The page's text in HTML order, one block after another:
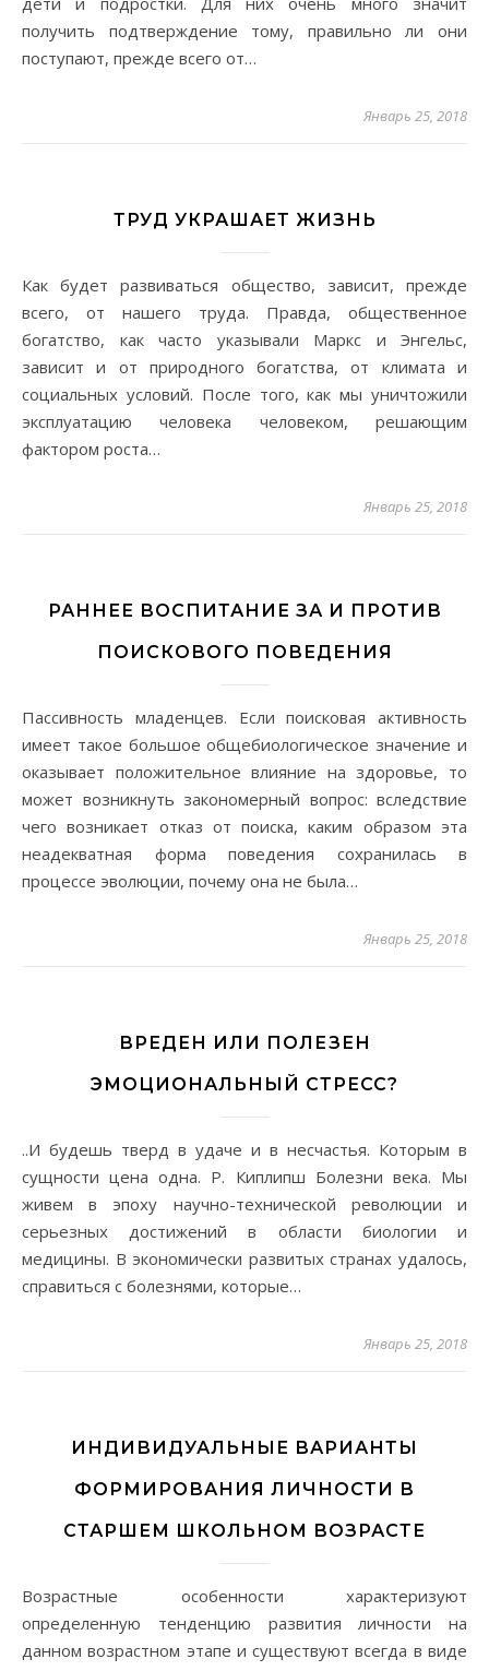
получить подтверждение тому, правильно ли они
поступают, прежде всего от…
Январь 25, 2018
ТРУД УКРАШАЕТ ЖИЗНЬ
Как будет развиваться общество, зависит, прежде
всего, от нашего труда. Правда, общественное
богатство, как часто указывали Маркс и Энгельс,
зависит и от природного богатства, от климата и
социальных условий. После того, как мы уничтожили
эксплуатацию человека человеком, решающим
фактором роста…
Январь 25, 2018
РАННЕЕ ВОСПИТАНИЕ ЗА И ПРОТИВ
ПОИСКОВОГО ПОВЕДЕНИЯ
Пассивность младенцев. Если поисковая активность
имеет такое большое общебиологическое значение и
оказывает положительное влияние на здоровье, то
может возникнуть закономерный вопрос: вследствие
чего возникает отказ от поиска, каким образом эта
неадекватная форма поведения сохранилась в
процессе эволюции, почему она не была…
Январь 25, 2018
ВРЕДЕН ИЛИ ПОЛЕЗЕН
ЭМОЦИОНАЛЬНЫЙ СТРЕСС?
..И будешь тверд в удаче и в несчастья. Которым в
сущности цена одна. Р. Киплипш Болезни века. Мы
живем в эпоху научно-технической революции и
серьезных достижений в области биологии и
медицины. В экономически развитых странах удалось,
справиться с болезнями, которые…
Январь 25, 2018
ИНДИВИДУАЛЬНЫЕ ВАРИАНТЫ
ФОРМИРОВАНИЯ ЛИЧНОСТИ В
СТАРШЕМ ШКОЛЬНОМ ВОЗРАСТЕ
Возрастные особенности характеризуют
определенную тенденцию развития личности на
данном возрастном этапе и существуют всегда в виде